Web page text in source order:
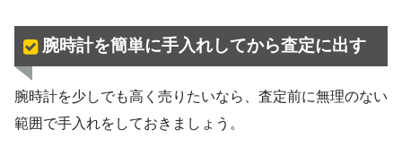
腕時計を簡単に手入れしてから査定に出す
腕時計を少しでも高く売りたいなら、査定前に無理のない
範囲で手入れをしておきましょう。